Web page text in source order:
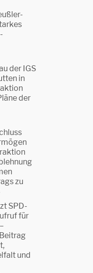
der IGS
in
der
zu
SPD-
für
und